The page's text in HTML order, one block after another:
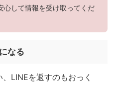
心して情報を受け取ってくだ
なる
LINEを返すのもおっく